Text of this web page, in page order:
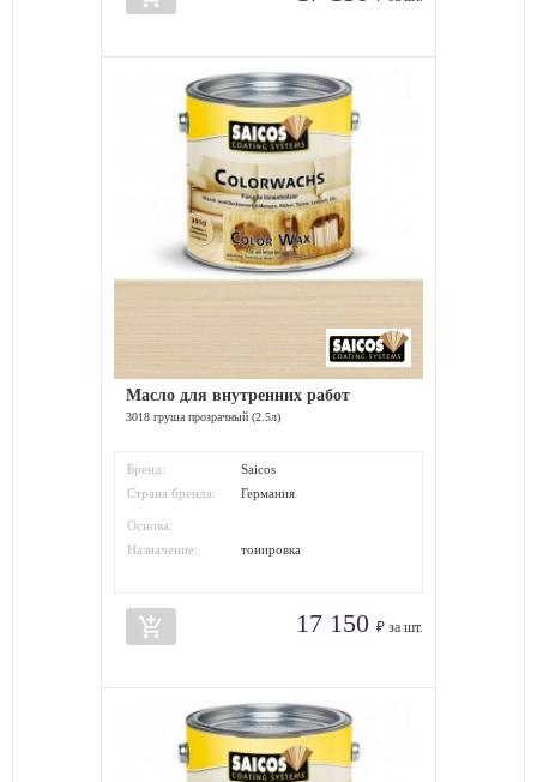
Масло для внутренних работ
3018 груша прозрачный (2.5л)
Бренд:
Saicos
Страна бренда:
Германия
Основа:
Назначение:
тонировка
add_shopping_cart 17 150 ₽ за шт.